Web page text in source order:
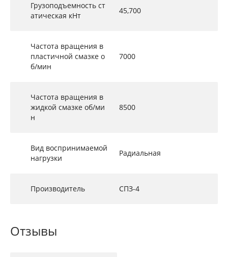
Грузоподъемность ст
атическая кНт
45,700
Частота вращения в
пластичной смазке о
б/мин
7000
Частота вращения в
жидкой смазке об/ми
н
8500
Вид воспринимаемой
нагрузки
Радиальная
Производитель СПЗ-4
Отзывы